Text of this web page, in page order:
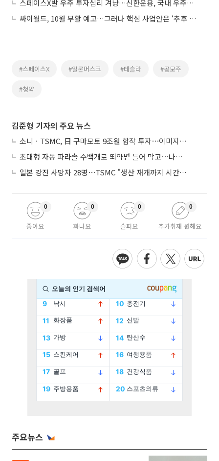
스페이스X발 우주 투자심리 겨냥…신한운용, 국내 우주항공 ETF 상장
싸이월드, 10월 부활 예고…그러나 핵심 사업안은 ‘추후 공개’
#스페이스X #일론머스크 #테슬라 #공모주
#청약
김준형 기자의 주요 뉴스
소니ㆍTSMC, 日 구마모토 9조원 합작 투자⋯이미지 센서 반도체 양산
초대형 자동 파라솔 수백개로 뙤약볕 틀어 막고⋯나라별 폭염 생존법
일본 강진 사망자 28명⋯TSMC "생산 재개까지 시간 필요해"
좋아요
0
화나요
0
슬퍼요
0
추가취재 원해요
0
주요뉴스